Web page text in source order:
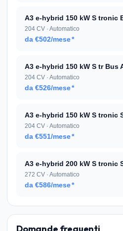
A3 e-hybrid 150 kW S tronic
204 CV · Automatico
da €502/mese*
A3 e-hybrid 150 kW S tr Bus
204 CV · Automatico
da €526/mese*
A3 e-hybrid 150 kW S tronic
204 CV · Automatico
da €551/mese*
A3 e-hybrid 200 kW S tronic
272 CV · Automatico
da €586/mese*